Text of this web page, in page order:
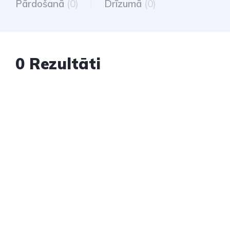
Pārdošanā (0) Drīzumā (0)
0 Rezultāti